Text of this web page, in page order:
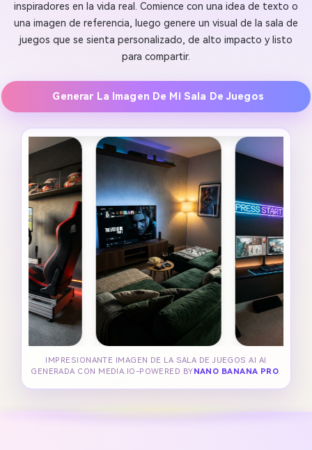
inspiradores en la vida real. Comience con una idea de texto o
una imagen de referencia, luego genere un visual de la sala de
juegos que se sienta personalizado, de alto impacto y listo
para compartir.
Generar La Imagen De Mi Sala De Juegos
IMPRESIONANTE IMAGEN DE LA SALA DE JUEGOS AI AI
GENERADA CON MEDIA.IO-POWERED BY NANO BANANA PRO.